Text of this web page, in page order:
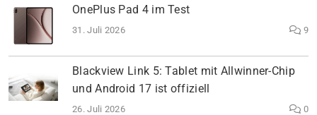
OnePlus Pad 4 im Test
31. Juli 2026 9
Blackview Link 5: Tablet mit Allwinner-Chip
und Android 17 ist offiziell
26. Juli 2026 0